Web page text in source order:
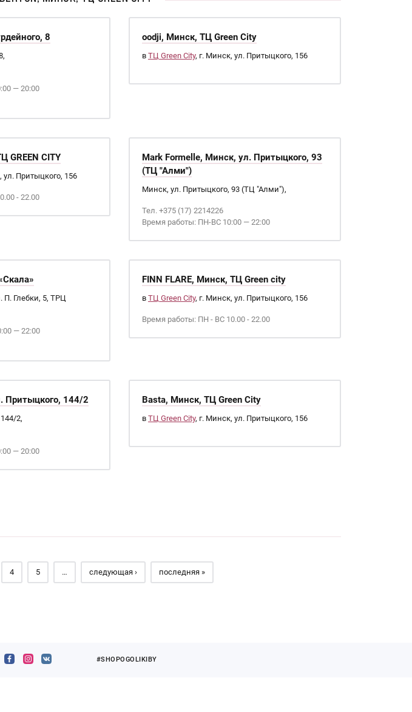
8
— 20:00
oodji, Минск, ТЦ Green City
в ТЦ Green City, г. Минск, ул. Притыцкого, 156
GREEN CITY
ул. Притыцкого, 156
- 22.00
Mark Formelle, Минск, ул. Притыцкого, 93
(ТЦ "Алми")
Минск, ул. Притыцкого, 93 (ТЦ "Алми"),
Тел. +375 (17) 2214226
Время работы: ПН-ВС 10:00 — 22:00
П. Глебки, 5, ТРЦ
— 22:00
FINN FLARE, Минск, ТЦ Green city
в ТЦ Green City, г. Минск, ул. Притыцкого, 156
Время работы: ПН - ВС 10.00 - 22.00
Притыцкого, 144/2
2,
— 20:00
Basta, Минск, ТЦ Green City
в ТЦ Green City, г. Минск, ул. Притыцкого, 156
4 5 … следующая › последняя »
#SHOPOGOLIKIBY